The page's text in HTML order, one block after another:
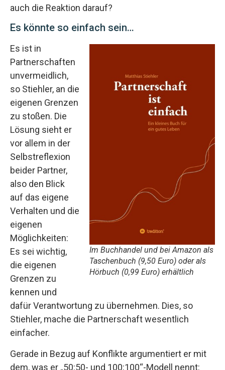
auch die Reaktion darauf?
Es könnte so einfach sein…
Im Buchhandel und bei Amazon als
Taschenbuch (9,50 Euro) oder als
Hörbuch (0,99 Euro) erhältlich
Es ist in
Partnerschaften
unvermeidlich,
so Stiehler, an die
eigenen Grenzen
zu stoßen. Die
Lösung sieht er
vor allem in der
Selbstreflexion
beider Partner,
also den Blick
auf das eigene
Verhalten und die
eigenen
Möglichkeiten:
Es sei wichtig,
die eigenen
Grenzen zu
kennen und
dafür Verantwortung zu übernehmen. Dies, so
Stiehler, mache die Partnerschaft wesentlich
einfacher.
Gerade in Bezug auf Konflikte argumentiert er mit
dem, was er „50:50- und 100:100“-Modell nennt: